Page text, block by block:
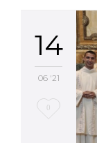
14
06 '21
Love
0